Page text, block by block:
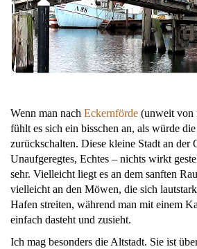
Wenn man nach Eckernförde (unweit von
fühlt es sich ein bisschen an, als würde
zurückschalten. Diese kleine Stadt an der
Unaufgeregtes, Echtes – nichts wirkt
sehr. Vielleicht liegt es an dem sanften
vielleicht an den Möwen, die sich
Hafen streiten, während man mit einem
einfach dasteht und zusieht.
Ich mag besonders die Altstadt. Sie ist